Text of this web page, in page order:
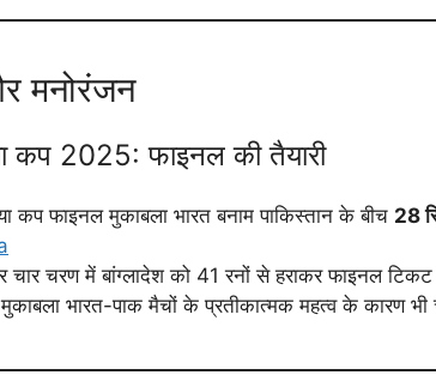
मनोरंजन
कप 2025: फाइनल की तैयारी
कप फाइनल मुकाबला भारत बनाम पाकिस्तान के बीच 28
चार चरण में बांग्लादेश को 41 रनों से हराकर फाइनल टिकट
भारत-पाक मैचों के प्रतीकात्मक महत्व के कारण भी